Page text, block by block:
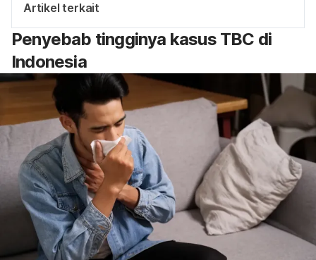
Artikel terkait
Penyebab tingginya kasus TBC di
Indonesia